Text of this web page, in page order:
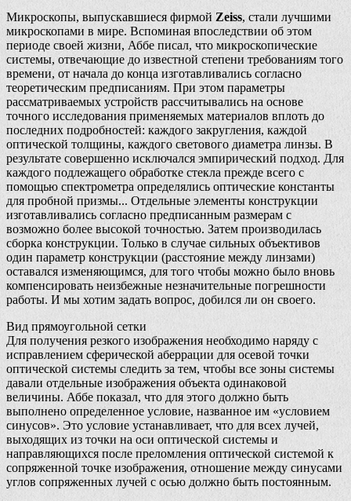
Микроскопы, выпускавшиеся фирмой Zeiss, стали лучшими
микроскопами в мире. Вспоминая впоследствии об этом
периоде своей жизни, Аббе писал, что микроскопические
системы, отвечающие до известной степени требованиям того
времени, от начала до конца изготавливались согласно
теоретическим предписаниям. При этом параметры
рассматриваемых устройств рассчитывались на основе
точного исследования применяемых материалов вплоть до
последних подробностей: каждого закругления, каждой
оптической толщины, каждого светового диаметра линзы. В
результате совершенно исключался эмпирический подход. Для
каждого подлежащего обработке стекла прежде всего с
помощью спектрометра определялись оптические константы
для пробной призмы... Отдельные элементы конструкции
изготавливались согласно предписанным размерам с
возможно более высокой точностью. Затем производилась
сборка конструкции. Только в случае сильных объективов
один параметр конструкции (расстояние между линзами)
оставался изменяющимся, для того чтобы можно было вновь
компенсировать неизбежные незначительные погрешности
работы. И мы хотим задать вопрос, добился ли он своего.
Вид прямоугольной сетки
Для получения резкого изображения необходимо наряду с
исправлением сферической аберрации для осевой точки
оптической системы следить за тем, чтобы все зоны системы
давали отдельные изображения объекта одинаковой
величины. Аббе показал, что для этого должно быть
выполнено определенное условие, названное им «условием
синусов». Это условие устанавливает, что для всех лучей,
выходящих из точки на оси оптической системы и
направляющихся после преломления оптической системой к
сопряженной точке изображения, отношение между синусами
углов сопряженных лучей с осью должно быть постоянным.